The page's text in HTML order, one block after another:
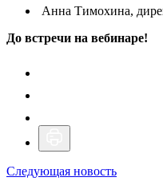
Анна Тимохина,
До встречи на вебинаре!
Следующая новость